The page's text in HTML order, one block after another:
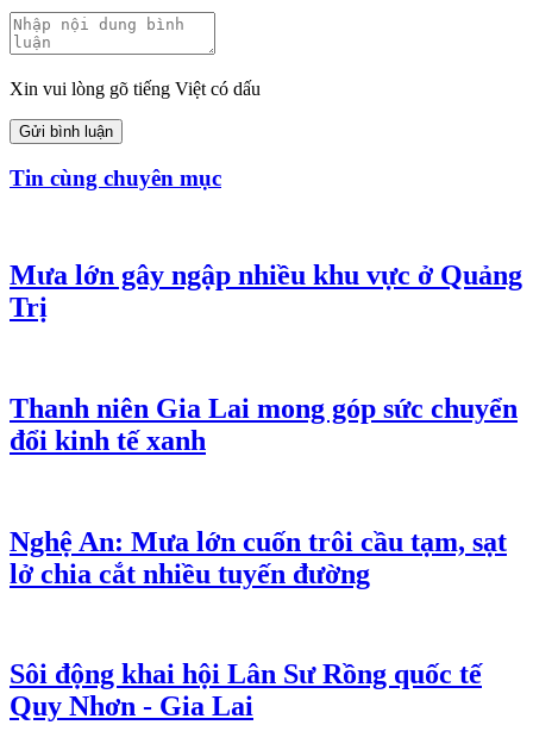
Xin vui lòng gõ tiếng Việt có dấu
Gửi bình luận
Tin cùng chuyên mục
Mưa lớn gây ngập nhiều khu vực ở Quảng
Trị
Thanh niên Gia Lai mong góp sức chuyển
đổi kinh tế xanh
Nghệ An: Mưa lớn cuốn trôi cầu tạm, sạt
lở chia cắt nhiều tuyến đường
Sôi động khai hội Lân Sư Rồng quốc tế
Quy Nhơn - Gia Lai